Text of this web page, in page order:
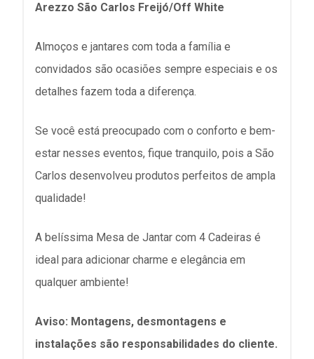
Arezzo São Carlos Freijó/Off White
Almoços e jantares com toda a família e
convidados são ocasiões sempre especiais e os
detalhes fazem toda a diferença.
Se você está preocupado com o conforto e bem-
estar nesses eventos, fique tranquilo, pois a São
Carlos desenvolveu produtos perfeitos de ampla
qualidade!
A belíssima Mesa de Jantar com 4 Cadeiras é
ideal para adicionar charme e elegância em
qualquer ambiente!
Aviso: Montagens, desmontagens e
instalações são responsabilidades do cliente.